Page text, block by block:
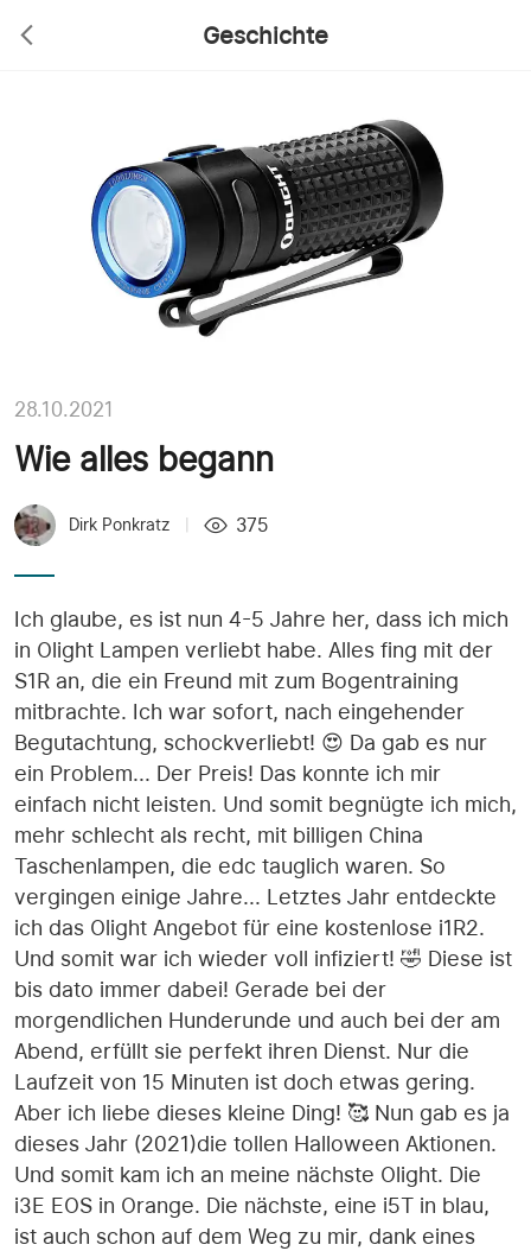
Geschichte
28.10.2021
Wie alles begann
Dirk Ponkratz 375
Ich glaube, es ist nun 4-5 Jahre her, dass ich mich
in Olight Lampen verliebt habe. Alles fing mit der
S1R an, die ein Freund mit zum Bogentraining
mitbrachte. Ich war sofort, nach eingehender
Begutachtung, schockverliebt! 😍 Da gab es nur
ein Problem... Der Preis! Das konnte ich mir
einfach nicht leisten. Und somit begnügte ich mich,
mehr schlecht als recht, mit billigen China
Taschenlampen, die edc tauglich waren. So
vergingen einige Jahre... Letztes Jahr entdeckte
ich das Olight Angebot für eine kostenlose i1R2.
Und somit war ich wieder voll infiziert! 🤣 Diese ist
bis dato immer dabei! Gerade bei der
morgendlichen Hunderunde und auch bei der am
Abend, erfüllt sie perfekt ihren Dienst. Nur die
Laufzeit von 15 Minuten ist doch etwas gering.
Aber ich liebe dieses kleine Ding! 🥰 Nun gab es ja
dieses Jahr (2021)die tollen Halloween Aktionen.
Und somit kam ich an meine nächste Olight. Die
i3E EOS in Orange. Die nächste, eine i5T in blau,
ist auch schon auf dem Weg zu mir, dank eines